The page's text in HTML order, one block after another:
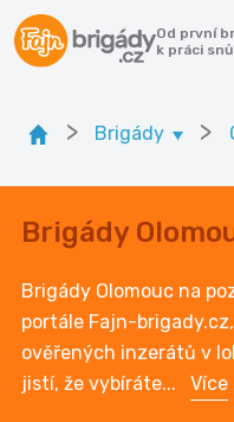
Od první
k práci snů
> Brigády >
Brigády
Brigády Olomouc na
portále Fajn-
ověřených inzerátů v
jistí, že vybíráte... Více